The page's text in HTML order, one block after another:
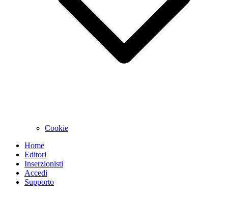
Cookie
Home
Editori
Inserzionisti
Accedi
Supporto